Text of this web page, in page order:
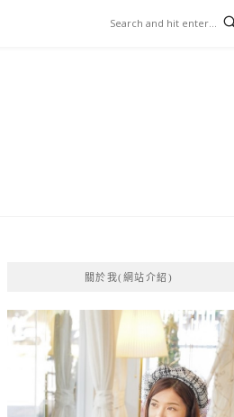
關於我(網站介紹)